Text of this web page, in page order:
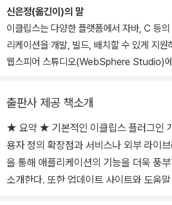
의 릴리스 소식과 이클립스 프로젝트에 대한
스 프로젝트 리더의 비디오 인터뷰도 있다.
렉스는 2012년 이클립스 최고 기여자 시
butor 2012 award)에서 상을 받았다 현재
에 많은 앱을 등록하기도 했다. 블로그(http://alblue.bandlem.co
팩트 출판사의 『이클립스 4 플러그인 개발
저자다.
프레임워크를 자바 기반으로 개발했으며, 클
한국정보화진흥원의 클라우드 관련 연구 과
에도 참여했다. 이런 경험이 기반이 되어 93
격했고, 현재는 통신업체에서 소프트웨어 거
014), 『고급 이클립스 플러그인 개발』
신은정(옮긴이)의 말
이클립스는 다양한 플랫폼에서 자바, C 등
리케이션을 개발, 빌드, 배치할 수 있게 지원
웹스피어 스튜디오(WebSphere Studio)에
통합 개발 환경을 오픈소스 소프트웨어로 공
작됐다.
2003년 이클립스의 첫 번째 버전이 릴리스
a)(4.4)까지 릴리스됐다. 그동안 이클립스
변경하고, UI를 EMF 모델 기반으로 변경하
출판사 제공 책소개
★ 요약 ★ 기본적인 이클립스 플러그인 개발에서 더 나아가 사
용자 정의 확장점과 서비스나 외부 라이
을 통해 애플리케이션의 기능을 더욱 풍
소개한다. 또한 업데이트 사이트와 도움